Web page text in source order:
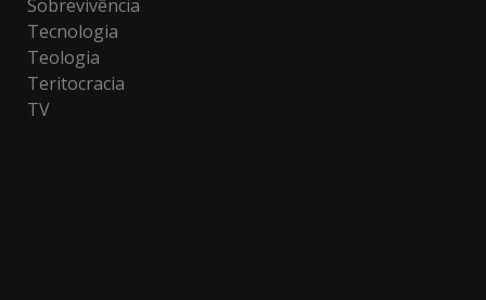
Sobrevivência
Tecnologia
Teologia
Teritocracia
TV